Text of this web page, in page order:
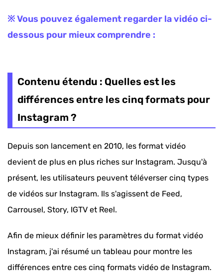
※ Vous pouvez également regarder la vidéo ci-
dessous pour mieux comprendre :
Contenu étendu : Quelles est les
différences entre les cinq formats pour
Instagram ?
Depuis son lancement en 2010, les format vidéo
devient de plus en plus riches sur Instagram. Jusqu'à
présent, les utilisateurs peuvent téléverser cinq types
de vidéos sur Instagram. Ils s'agissent de Feed,
Carrousel, Story, IGTV et Reel.
Afin de mieux définir les paramètres du format vidéo
Instagram, j'ai résumé un tableau pour montre les
différences entre ces cinq formats vidéo de Instagram.